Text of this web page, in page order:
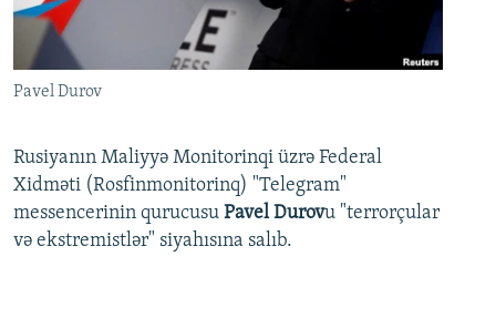
Pavel Durov
Rusiyanın Maliyyə Monitorinqi üzrə Federal
Xidməti (Rosfinmonitorinq) "Telegram"
messencerinin qurucusu Pavel Durovu "terrorçular
və ekstremistlər" siyahısına salıb.